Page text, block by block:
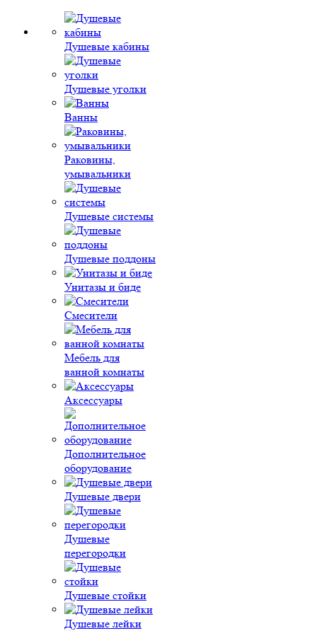
Душевые кабины
Душевые уголки
Ванны
Раковины,
умывальники
Душевые системы
Душевые поддоны
Унитазы и биде
Смесители
Мебель для
ванной комнаты
Аксессуары
Дополнительное
оборудование
Душевые двери
Душевые
перегородки
Душевые стойки
Душевые лейки